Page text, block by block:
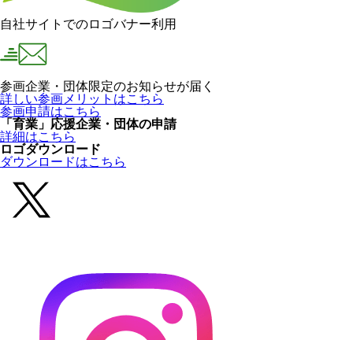
自社サイトでのロゴバナー利用
参画企業・団体限定のお知らせが届く
詳しい参画メリットはこちら
参画申請はこちら
「育業」応援企業・団体の申請
詳細はこちら
ロゴダウンロード
ダウンロードはこちら